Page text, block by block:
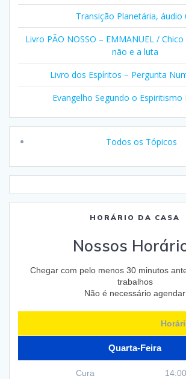
Transição Planetária, áudio
Livro PÃO NOSSO – EMMANUEL /
não e a luta
Livro dos Espíritos – Pergunta
Evangelho Segundo o Espiritismo
Todos os Tópicos
HORÁRIO DA CASA
Nossos
Chegar com pelo menos 30 minutos
trabalhos
Não é necessário agendar
Quarta-Feira
Cura 14:00